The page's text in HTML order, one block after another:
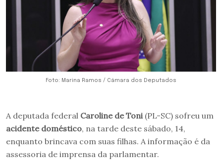
Foto: Marina Ramos / Câmara dos Deputados
A deputada federal Caroline de Toni(PL-SC) sofreu um
acidente doméstico, na tarde deste sábado, 14,
enquanto brincava com suas filhas. A informação é da
assessoria de imprensa da parlamentar.